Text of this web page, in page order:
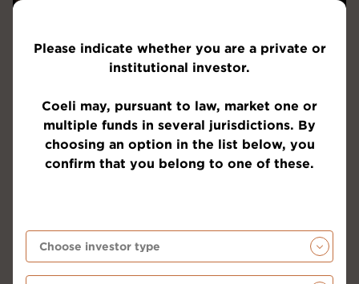
Please indicate whether you are a private or
institutional investor.
Coeli may, pursuant to law, market one or
multiple funds in several jurisdictions. By
choosing an option in the list below, you
confirm that you belong to one of these.